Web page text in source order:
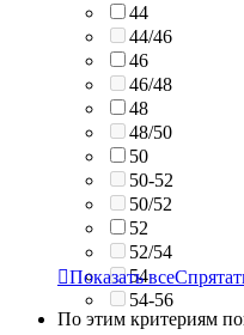
44
44/46
46
46/48
48
48/50
50
50-52
50/52
52
52/54
54
54-56
Показать все
По этим критериям